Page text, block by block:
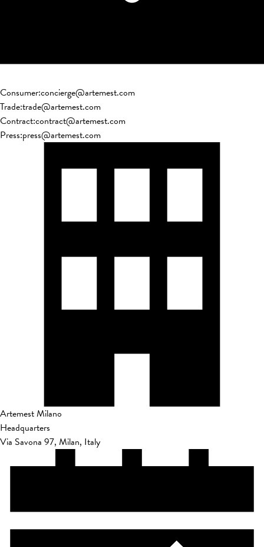
Consumer:concierge@artemest.com
Trade:trade@artemest.com
Contract:contract@artemest.com
Press:press@artemest.com
Artemest Milano
Headquarters
Via Savona 97, Milan, Italy